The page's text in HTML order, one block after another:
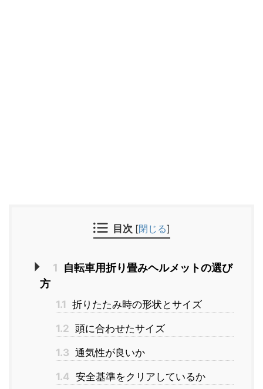
目次 [閉じる]
1
自転車用折り畳みヘルメットの選び
方
1.1 折りたたみ時の形状とサイズ
1.2 頭に合わせたサイズ
1.3 通気性が良いか
1.4 安全基準をクリアしているか